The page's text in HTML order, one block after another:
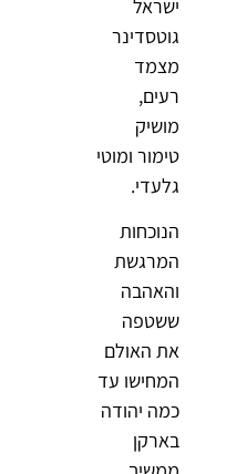
ישראל
גוטסדינר
מצמד
רעים,
מושיק
טימור ומוטי
גלעדי.
הנוכחות
המרגשת
והאהבה
ששטפה
את האולם
המחישו עד
כמה יהודה
בארקן